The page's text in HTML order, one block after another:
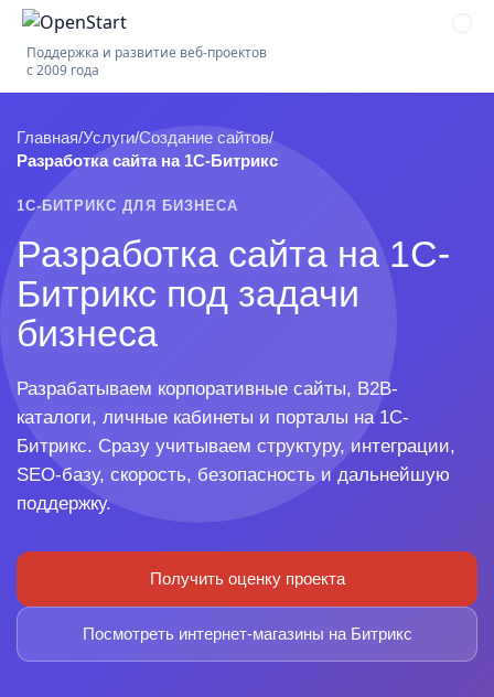
Поддержка и развитие веб-проектов
с 2009 года
Главная/Услуги/Создание сайтов/
Разработка сайта на 1С-Битрикс
1С-БИТРИКС ДЛЯ БИЗНЕСА
Разработка сайта на 1С-
Битрикс под задачи
бизнеса
Разрабатываем корпоративные сайты, B2B-
каталоги, личные кабинеты и порталы на 1С-
Битрикс. Сразу учитываем структуру, интеграции,
SEO-базу, скорость, безопасность и дальнейшую
поддержку.
Получить оценку проекта
Посмотреть интернет-магазины на Битрикс